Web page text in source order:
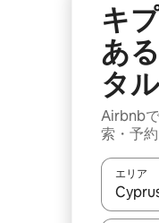
キ
あ
タル
Airbnb
索・予
エリア
検索結